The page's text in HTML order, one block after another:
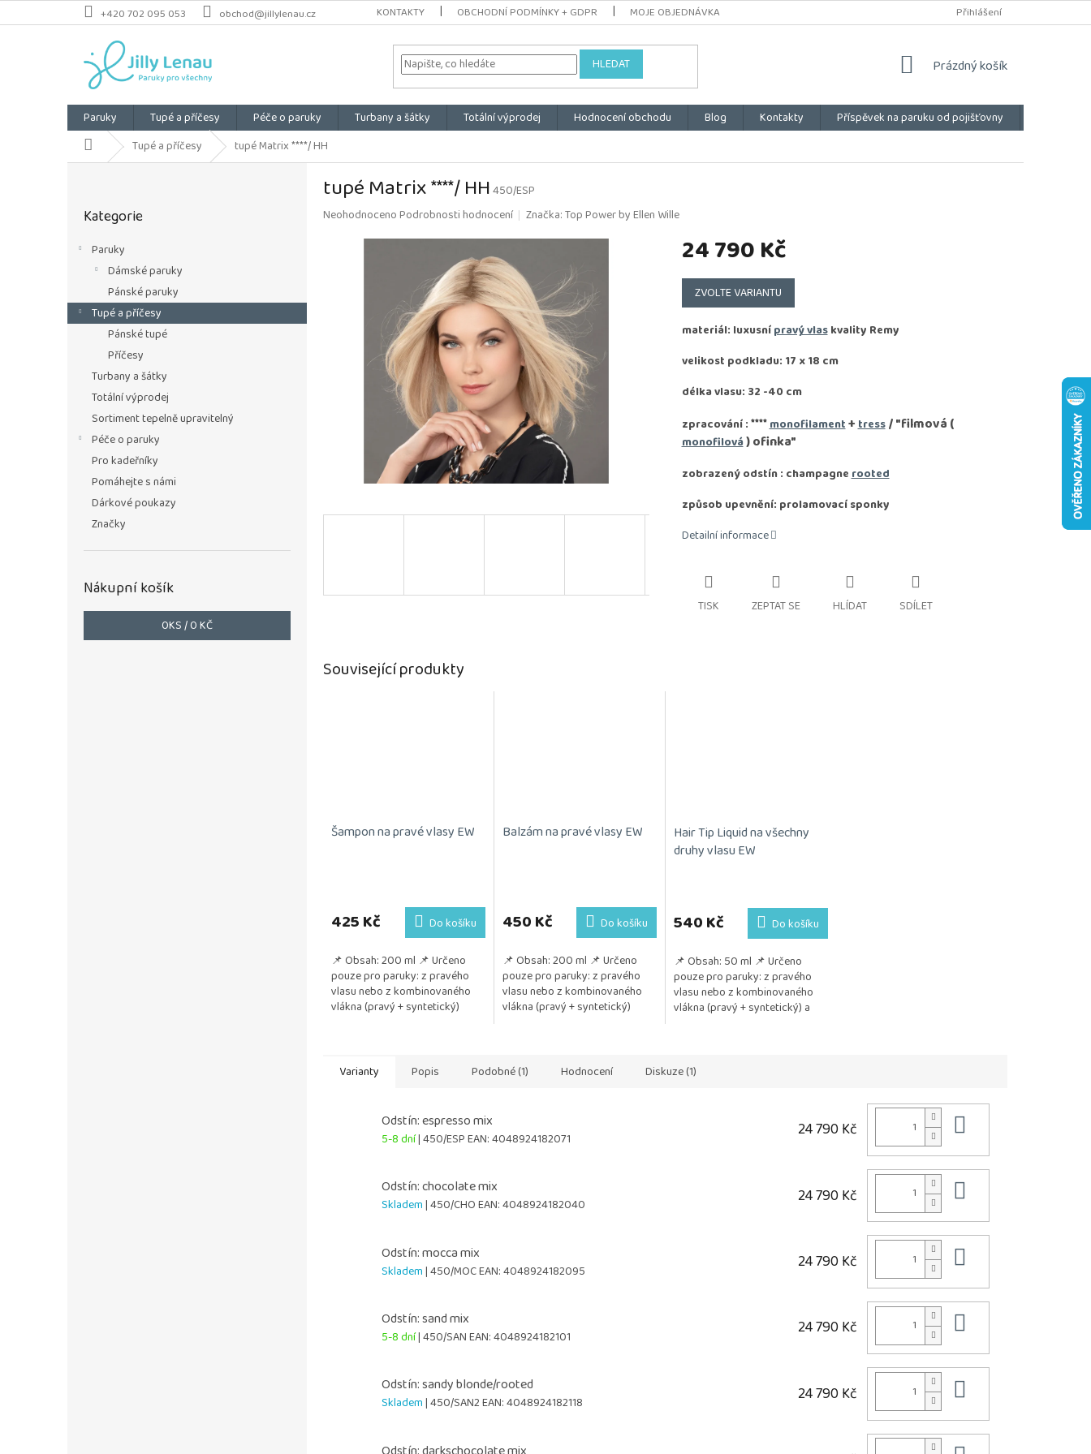
Přejít
na
+420 702 095 053 obchod@jillylenau.cz KONTAKTY OBCHODNÍ PODMÍNKY + GDPR MOJE OBJEDNÁVKA Přihlášení
HLEDAT
NÁKUPNÍ
Prázdný košík
Paruky Tupé a příčesy Péče o paruky Turbany a šátky Totální výprodej Hodnocení obchodu Blog Kontakty Příspěvek na paruku od pojišťovny
Domů Tupé a příčesy tupé Matrix ****/ HH
P
n
p
kategorie
Kategorie
Paruky
Dámské paruky
Pánské paruky
Tupé a příčesy
Pánské tupé
Příčesy
Turbany a šátky
Totální výprodej
Sortiment tepelně upravitelný
Péče o paruky
Pro kadeřníky
Pomáhejte s námi
Dárkové poukazy
Značky
Nákupní košík
0KS /0 KČ
tupé Matrix ****/ HH450/ESP
Průměrné
NeohodnocenoPodrobnosti hodnocení Značka:Top Power by Ellen Wille
24 790 Kč
Měrná
cena:
ZVOLTE VARIANTU
materiál: luxusnípravý vlaskvality Remy
velikost podkladu: 17 x 18 cm
délka vlasu: 32 -40 cm
zpracování :****monofilament+tress/ "filmová (
monofilová) ofinka"
zobrazený odstín : champagnerooted
způsob upevnění: prolamovací sponky
Detailní informace
TISK ZEPTAT SE HLÍDAT SDÍLET
Související produkty
Šampon na pravé vlasy EW
425 Kč Do košíku
📌 Obsah: 200 ml 📌 Určeno
pouze pro paruky: z pravého
vlasu nebo z kombinovaného
vlákna (pravý + syntetický)
Balzám na pravé vlasy EW
450 Kč Do košíku
📌 Obsah: 200 ml 📌 Určeno
pouze pro paruky: z pravého
vlasu nebo z kombinovaného
vlákna (pravý + syntetický)
Hair Tip Liquid na všechny
druhy vlasu EW
540 Kč Do košíku
📌 Obsah: 50 ml 📌 Určeno
pouze pro paruky: z pravého
vlasu nebo z kombinovaného
vlákna (pravý + syntetický) a
Varianty
Popis Podobné (1) Hodnocení Diskuze (1)
Odstín: espresso mix
5-8 dní| 450/ESPEAN:4048924182071 24 790 Kč
Odstín: chocolate mix
Skladem| 450/CHOEAN:4048924182040 24 790 Kč
Odstín: mocca mix
Skladem| 450/MOCEAN:4048924182095 24 790 Kč
Odstín: sand mix
5-8 dní| 450/SANEAN:4048924182101 24 790 Kč
Odstín: sandy blonde/rooted
Skladem| 450/SAN2EAN:4048924182118 24 790 Kč